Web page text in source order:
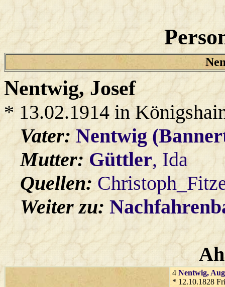
Nentwig, Josef
* 13.02.1914 in
Vater:Nentwig
Mutter:Güttler, Ida
Quellen:
Weiter zu:
4 Nentwig,
* 12.10.1828